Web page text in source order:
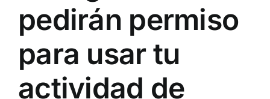
pedirán permiso
para usar tu
actividad de